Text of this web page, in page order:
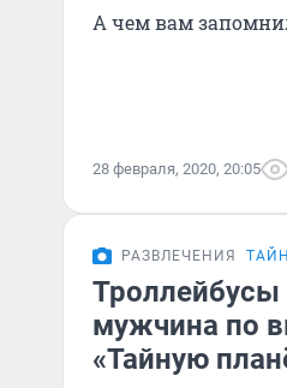
А чем вам
28 февраля, 2020, 20:05
РАЗВЛЕЧЕНИЯ
Троллейбусы
мужчина по
«Тайную